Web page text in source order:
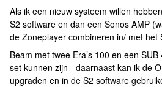
Als ik een nieuw systeem willen
S2 software en dan een Sonos AMP
de Zoneplayer combineren in/ met het
Beam met twee Era’s 100 en een
set kunnen zijn - daarnaast kan ik de
upgraden en in de S2 software